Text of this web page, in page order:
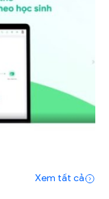
Xem tất cả